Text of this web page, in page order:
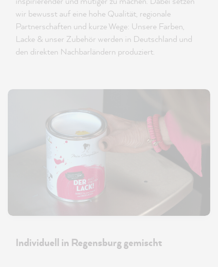
wir bewusst auf eine hohe Qualität, regionale
Partnerschaften und kurze Wege: Unsere Farben,
Lacke & unser Zubehör werden in Deutschland und
den direkten Nachbarländern produziert.
Individuell in Regensburg gemischt